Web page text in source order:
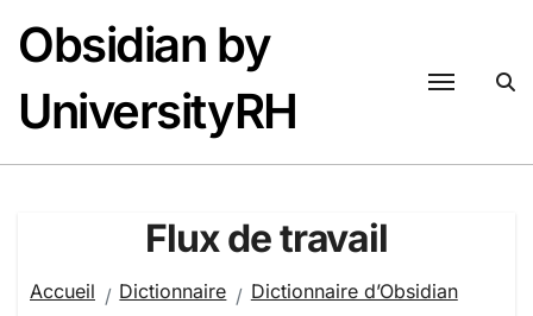
contenu
Obsidian by
UniversityRH
Flux de travail
Accueil Dictionnaire
Dictionnaire d’Obsidian